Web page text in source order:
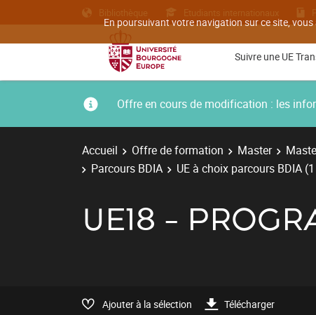
En poursuivant votre navigation sur ce site,
Bibliothèque Etudiants internationaux
Suivre une UE
Offre en cours de modification : les
Accueil Offre de formation Master
Parcours BDIA
UE à choix parcours BDIA
UE18 -
Ajouter à la sélection Télécharger